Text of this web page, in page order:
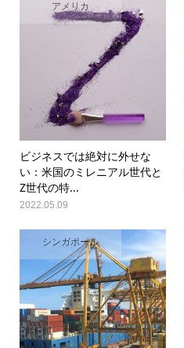
アメリカ
ビジネスでは絶対に外せな
い：米国のミレニアル世代と
Z世代の特...
2022.05.09
シンガポール